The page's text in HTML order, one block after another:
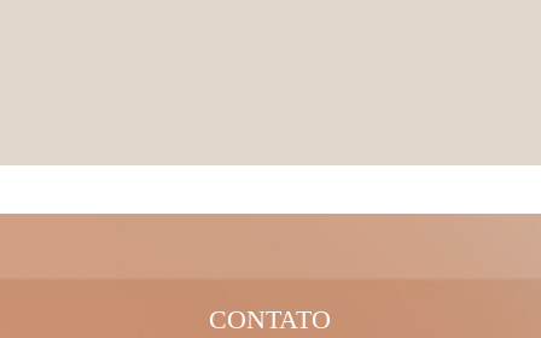
CONTATO